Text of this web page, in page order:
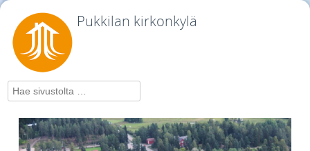
Pukkilan kirkonkylä
Hae